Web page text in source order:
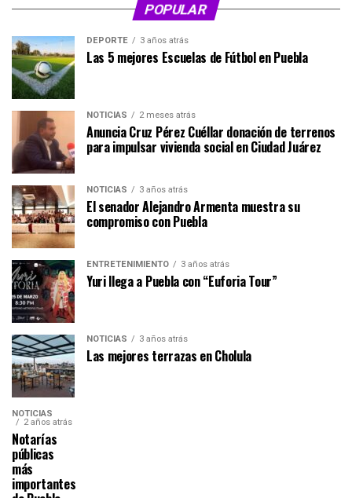
POPULAR
DEPORTE 3 años atrás
Las 5 mejores Escuelas de Fútbol en Puebla
NOTICIAS 2 meses atrás
Anuncia Cruz Pérez Cuéllar donación de terrenos
para impulsar vivienda social en Ciudad Juárez
NOTICIAS 3 años atrás
El senador Alejandro Armenta muestra su
compromiso con Puebla
ENTRETENIMIENTO 3 años atrás
Yuri llega a Puebla con “Euforia Tour”
NOTICIAS 3 años atrás
Las mejores terrazas en Cholula
NOTICIAS
2 años atrás
Notarías
públicas
más
importantes